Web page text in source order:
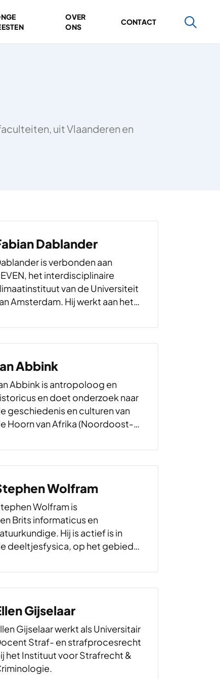
OVER
ONS
CONTACT
uit Vlaanderen en
Dablander
is verbonden aan
het interdisciplinaire
van de Universiteit
Amsterdam. Hij werkt aan het
voedingspatronen.
hij bij SEVEN kwam, was hij
and Ecosystem
Abbink
Abbink is antropoloog en
en doet onderzoek naar
geschiedenis en culturen van
Hoorn van Afrika (Noordoost-
hoogleraar Politiek en
in Afrika aan de Universiteit
Wolfram
Wolfram is
Brits informaticus en
Hij is actief is in
deeltjesfysica, op het gebied
en in
computeralgebra. Hij is vooral
Mathematica.
15 mei 2009 bracht zijn bedrijf
zoekmachine Wolfram Alpha…
Gijselaar
Gijselaar werkt als Universitair
Straf- en strafprocesrecht
het Instituut voor Strafrecht &